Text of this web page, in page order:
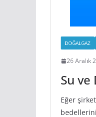
DOĞALGAZ
26 Aralık
Su
Eğer